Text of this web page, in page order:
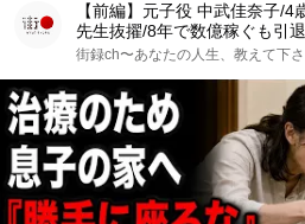
【前編】元子役 中武佳奈子/4
先生抜擢/8年で数億稼ぐも引
草食うホームレス転落
街録ch〜あなたの人生、教えて下